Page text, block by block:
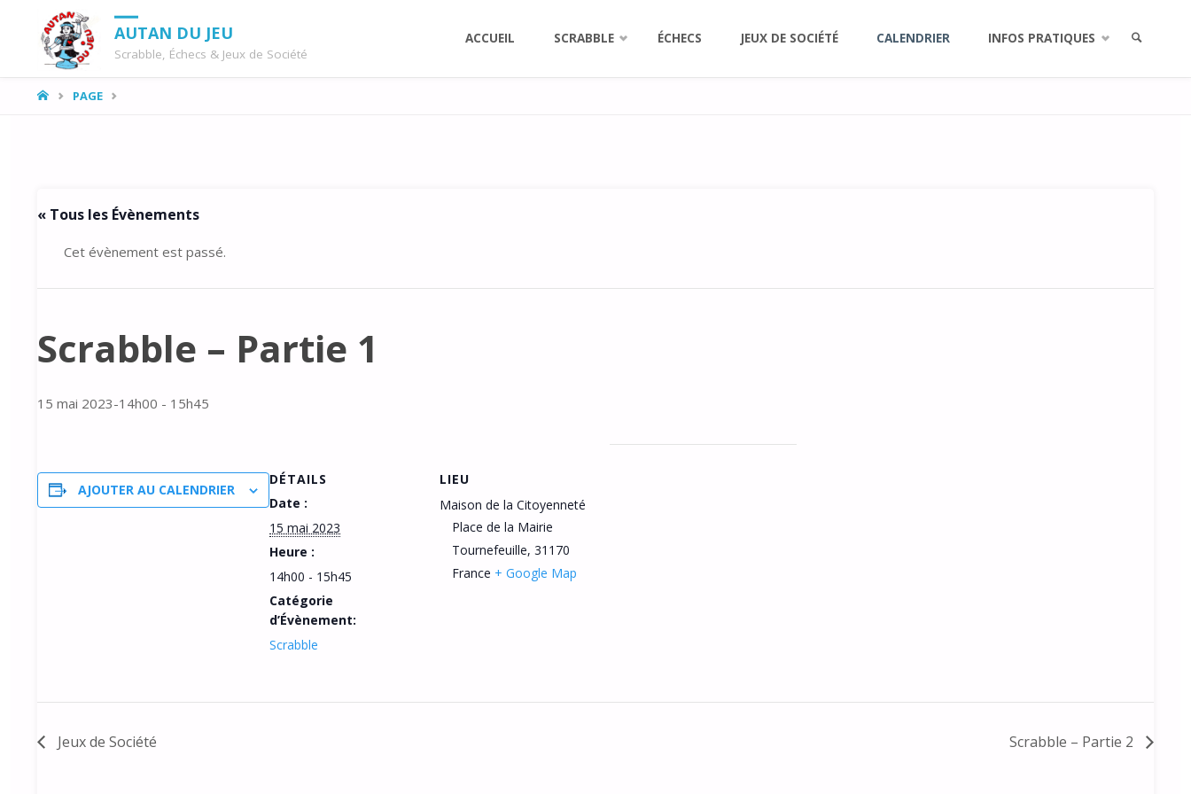
AUTAN DU JEU
Scrabble, Échecs & Jeux de Société
ACCUEIL SCRABBLE ÉCHECS JEUX DE SOCIÉTÉ CALENDRIER INFOS PRATIQUES
LA
PAGE
« Tous les Évènements
Cet évènement est passé.
Scrabble – Partie 1
15 mai 2023-14h00 - 15h45
AJOUTER AU CALENDRIER
DÉTAILS
Date :
15 mai 2023
Heure :
14h00 - 15h45
Catégorie
d’Évènement:
Scrabble
LIEU
Maison de la Citoyenneté
Place de la Mairie
Tournefeuille, 31170
France + Google Map
Jeux de Société Scrabble – Partie 2